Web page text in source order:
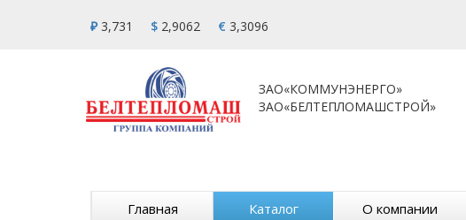
₽ 3,731 $ 2,9062 € 3,3096
ЗАО«КОММУНЭНЕРГО»
ЗАО«БЕЛТЕПЛОМАШСТРОЙ»
Главная Каталог О компании